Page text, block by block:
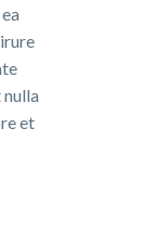
et